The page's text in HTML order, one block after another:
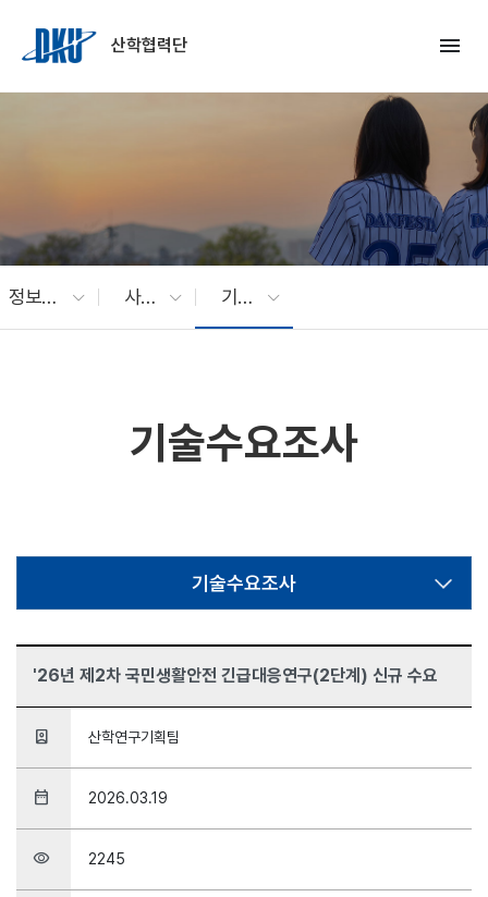
산학협력단
menu
정보광장 사업공고 기술수요조사
기술수요조사
기술수요조사
'26년 제2차 국민생활안전 긴급대응연구(2단계) 신규 수요
person_book 산학연구기획팀
date_range 2026.03.19
visibility 2245